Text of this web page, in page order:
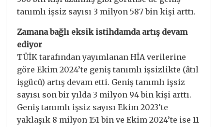
tanımlı işsiz sayısı 3 milyon 587 bin kişi arttı.
Zamana bağlı eksik istihdamda artış devam
ediyor
TÜİK tarafından yayımlanan HİA verilerine
göre Ekim 2024’te geniş tanımlı işsizlikte (âtıl
işgücü) artış devam etti. Geniş tanımlı işsiz
sayısı son bir yılda 3 milyon 94 bin kişi arttı.
Geniş tanımlı işsiz sayısı Ekim 2023’te
yaklaşık 8 milyon 151 bin ve Ekim 2024’te ise 11